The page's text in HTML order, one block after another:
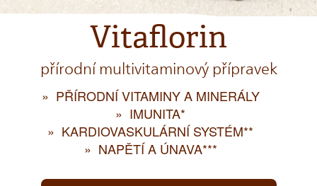
Vitaflorin
přírodní multivitaminový přípravek
PŘÍRODNÍ VITAMINY A MINERÁLY
IMUNITA*
KARDIOVASKULÁRNÍ SYSTÉM**
NAPĚTÍ A ÚNAVA***